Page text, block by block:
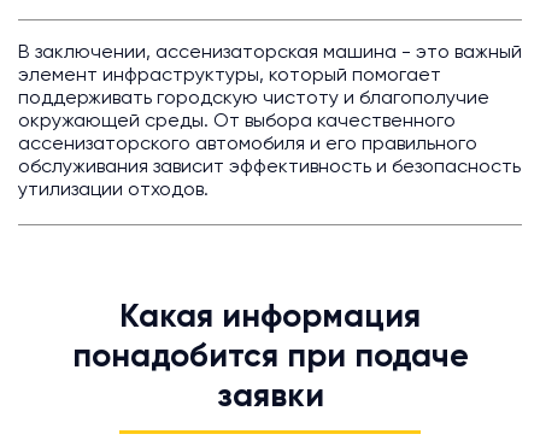
В заключении, ассенизаторская машина - это важный
элемент инфраструктуры, который помогает
поддерживать городскую чистоту и благополучие
окружающей среды. От выбора качественного
ассенизаторского автомобиля и его правильного
обслуживания зависит эффективность и безопасность
утилизации отходов.
Какая информация
понадобится при подаче
заявки